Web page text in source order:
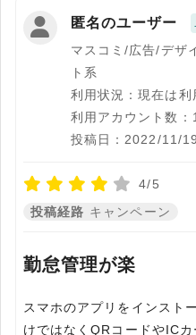
匿名のユーザー
マスコミ/広告/デザ
ト系
利用状況：現在は利
利用アカウント数
投稿日：2022/11/19
4/5
投稿経路 キャンペーン
勤怠管理が楽
スマホのアプリをインスト
けではなくQRコードやIC